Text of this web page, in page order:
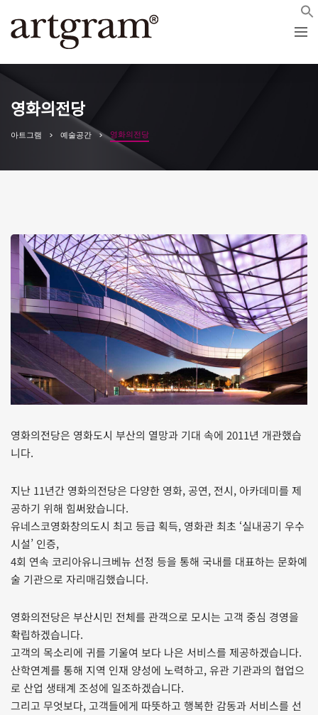
영화의전당
아트그램 예술공간 영화의전당
영화의전당은 영화도시 부산의 열망과 기대 속에 2011년 개관했습
니다.
지난 11년간 영화의전당은 다양한 영화, 공연, 전시, 아카데미를 제
공하기 위해 힘써왔습니다.
유네스코영화창의도시 최고 등급 획득, 영화관 최초 ‘실내공기 우수
시설’ 인증,
4회 연속 코리아유니크베뉴 선정 등을 통해 국내를 대표하는 문화예
술 기관으로 자리매김했습니다.
영화의전당은 부산시민 전체를 관객으로 모시는 고객 중심 경영을
확립하겠습니다.
고객의 목소리에 귀를 기울여 보다 나은 서비스를 제공하겠습니다.
산학연계를 통해 지역 인재 양성에 노력하고, 유관 기관과의 협업으
로 산업 생태계 조성에 일조하겠습니다.
그리고 무엇보다, 고객들에게 따뜻하고 행복한 감동과 서비스를 선